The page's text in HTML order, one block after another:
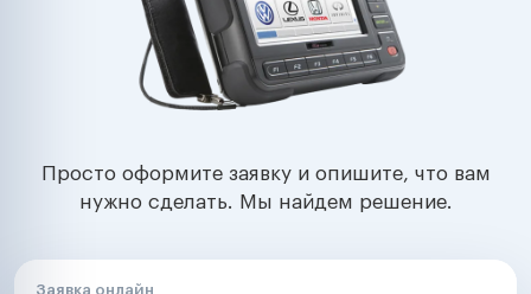
Просто оформите заявку и опишите, что вам
нужно сделать. Мы найдем решение.
Заявка онлайн